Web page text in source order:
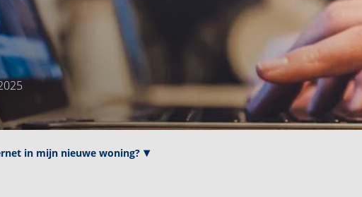
in mijn nieuwe woning?